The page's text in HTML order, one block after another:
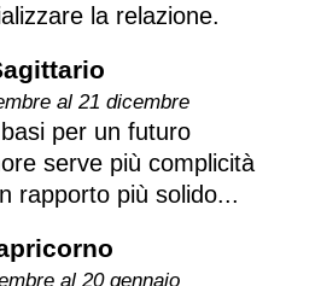
la relazione.
al 21 dicembre
per un futuro
serve più complicità
rapporto più solido...
al 20 gennaio